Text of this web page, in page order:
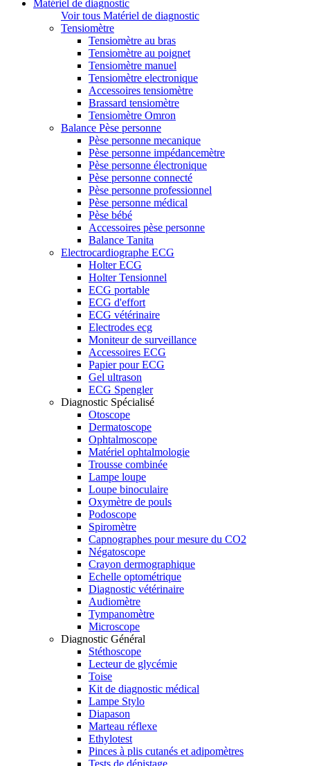
Matériel de diagnostic
Voir tous Matériel de diagnostic
Tensiomètre
Tensiomètre au bras
Tensiomètre au poignet
Tensiomètre manuel
Tensiomètre electronique
Accessoires tensiomètre
Brassard tensiomètre
Tensiomètre Omron
Balance Pèse personne
Pèse personne mecanique
Pèse personne impédancemètre
Pèse personne électronique
Pèse personne connecté
Pèse personne professionnel
Pèse personne médical
Pèse bébé
Accessoires pèse personne
Balance Tanita
Electrocardiographe ECG
Holter ECG
Holter Tensionnel
ECG portable
ECG d'effort
ECG vétérinaire
Electrodes ecg
Moniteur de surveillance
Accessoires ECG
Papier pour ECG
Gel ultrason
ECG Spengler
Diagnostic Spécialisé
Otoscope
Dermatoscope
Ophtalmoscope
Matériel ophtalmologie
Trousse combinée
Lampe loupe
Loupe binoculaire
Oxymètre de pouls
Podoscope
Spiromètre
Capnographes pour mesure du CO2
Négatoscope
Crayon dermographique
Echelle optométrique
Diagnostic vétérinaire
Audiomètre
Tympanomètre
Microscope
Diagnostic Général
Stéthoscope
Lecteur de glycémie
Toise
Kit de diagnostic médical
Lampe Stylo
Diapason
Marteau réflexe
Ethylotest
Pinces à plis cutanés et adipomètres
Tests de dépistage